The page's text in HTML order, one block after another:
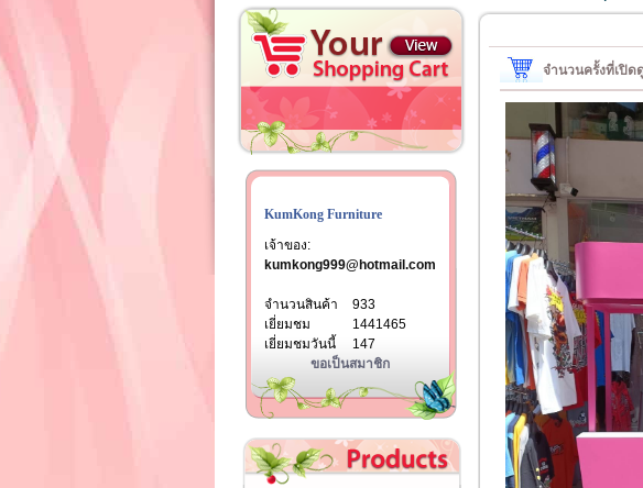
KumKong Furniture
เจ้าของ:
kumkong999@hotmail.com
จำนวนสินค้า
933
เยี่ยมชม
1441465
เยี่ยมชมวันนี้
147
ขอเป็นสมาชิก
จำนวนครั้งที่เปิด